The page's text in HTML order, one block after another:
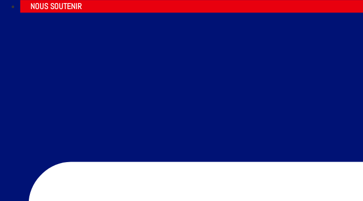
NOUS SOUTENIR